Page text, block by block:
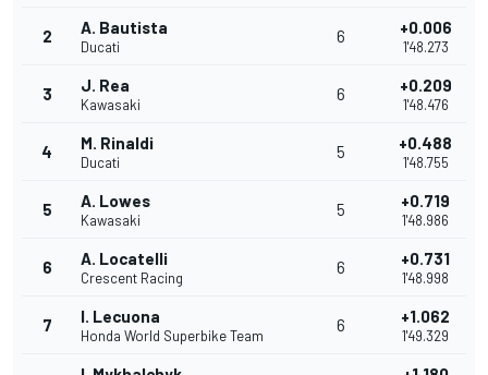
2 A. Bautista
Ducati
6 +0.006
1'48.273
3 J. Rea
Kawasaki
6 +0.209
1'48.476
4 M. Rinaldi
Ducati
5 +0.488
1'48.755
5 A. Lowes
Kawasaki
5 +0.719
1'48.986
6 A. Locatelli
Crescent Racing
6 +0.731
1'48.998
7 I. Lecuona
Honda World Superbike Team
6 +1.062
1'49.329